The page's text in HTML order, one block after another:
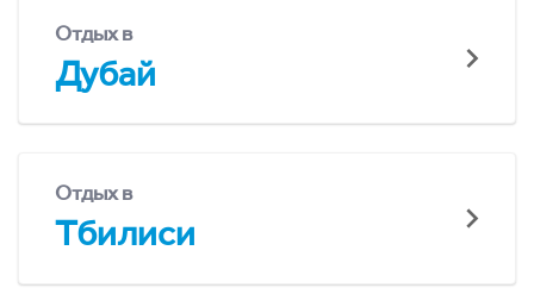
Отдых в
Дубай
Отдых в
Тбилиси